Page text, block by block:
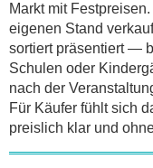
Markt mit
eigenen Stand
sortiert präsentiert —
Schulen oder
nach der
Für Käufer fühlt sich
preislich klar und